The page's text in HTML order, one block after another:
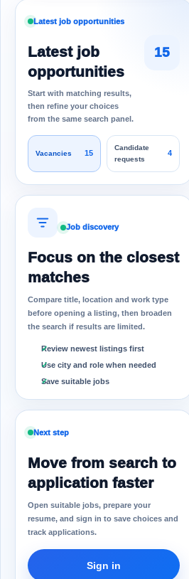
Latest job opportunities
Latest job
opportunities
Start with matching results,
then refine your choices
from the same search panel.
15
Vacancies 15
Candidate
requests
4
Job discovery
Focus on the closest
matches
Compare title, location and work type
before opening a listing, then broaden
the search if results are limited.
Review newest listings first
Use city and role when needed
Save suitable jobs
Next step
Move from search to
application faster
Open suitable jobs, prepare your
resume, and sign in to save choices and
track applications.
Sign in